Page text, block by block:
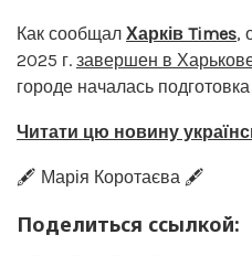
Как сообщал Харків Times,
2025 г. завершен в
городе началась
Читати цю новину
🖋️ Марія Коротаєва 🖋️
Поделиться ссылкой: